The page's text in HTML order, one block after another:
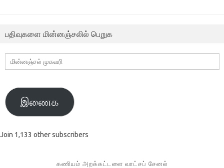
பதிவுகளை மின்னஞ்சலில் பெறுக
மின்னஞ்சல்
முகவரி
இணைக
Join 1,133 other subscribers
கணியம் அறக்கட்டளை வாட்சப் சேனல்